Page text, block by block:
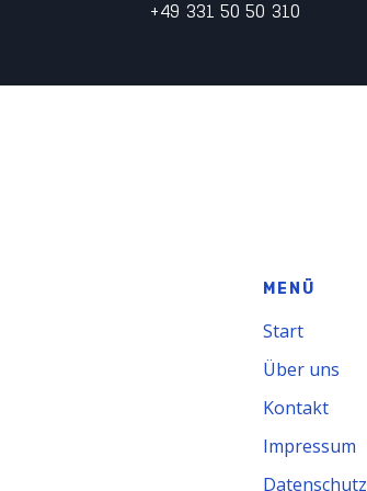
+49 331 50 50 310
MENÜ
Start
Über uns
Kontakt
Impressum
Datenschutz